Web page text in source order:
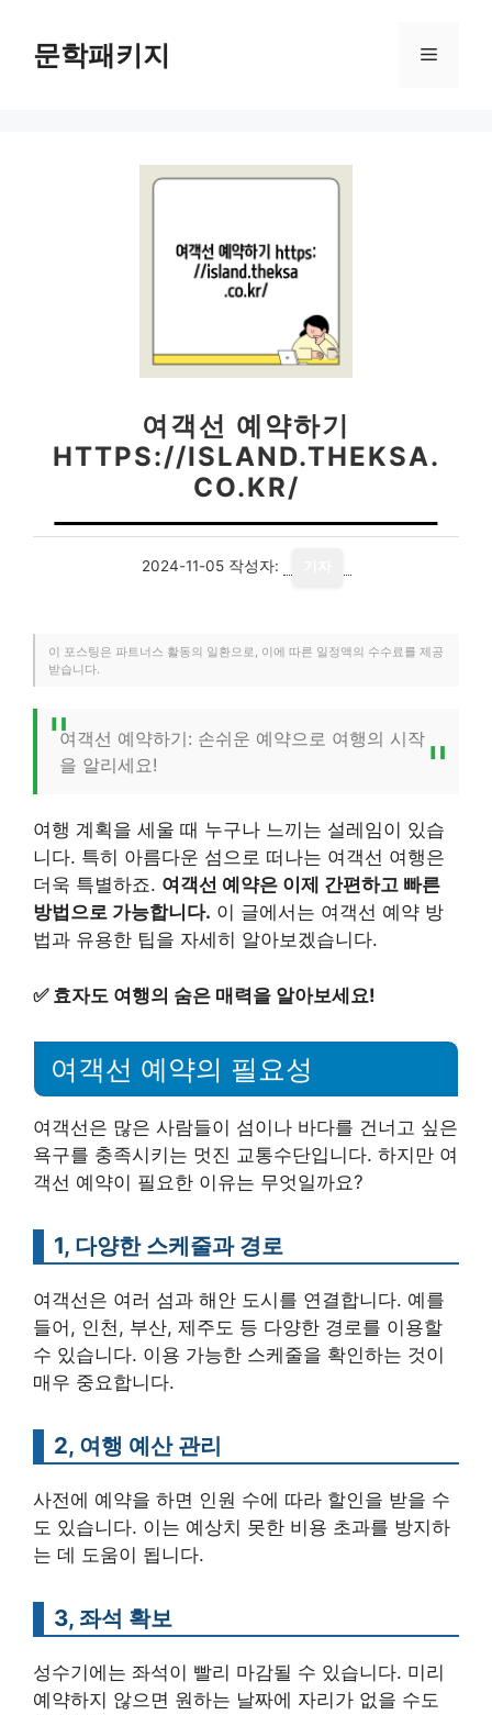
문학패키지 메
여객선 예약하기
HTTPS://ISLAND.THEKSA.
CO.KR/
2024-11-05 작성자:
이 포스팅은 파트너스 활동의 일환으로, 이에 따른 일정액의 수수료를 제공
받습니다.
여객선 예약하기: 손쉬운 예약으로 여행의 시작
을 알리세요!
여행 계획을 세울 때 누구나 느끼는 설레임이 있습
니다. 특히 아름다운 섬으로 떠나는 여객선 여행은
더욱 특별하죠. 여객선 예약은 이제 간편하고 빠른
방법으로 가능합니다. 이 글에서는 여객선 예약 방
법과 유용한 팁을 자세히 알아보겠습니다.
✅ 효자도 여행의 숨은 매력을 알아보세요!
여객선 예약의 필요성
여객선은 많은 사람들이 섬이나 바다를 건너고 싶은
욕구를 충족시키는 멋진 교통수단입니다. 하지만 여
객선 예약이 필요한 이유는 무엇일까요?
1, 다양한 스케줄과 경로
여객선은 여러 섬과 해안 도시를 연결합니다. 예를
들어, 인천, 부산, 제주도 등 다양한 경로를 이용할
수 있습니다. 이용 가능한 스케줄을 확인하는 것이
매우 중요합니다.
2, 여행 예산 관리
사전에 예약을 하면 인원 수에 따라 할인을 받을 수
도 있습니다. 이는 예상치 못한 비용 초과를 방지하
는 데 도움이 됩니다.
3, 좌석 확보
성수기에는 좌석이 빨리 마감될 수 있습니다. 미리
예약하지 않으면 원하는 날짜에 자리가 없을 수도